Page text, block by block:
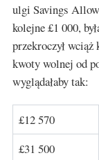
ulgi Savings
kolejne £1 000,
przekroczył
kwoty wolnej od
wyglądałaby tak:
£12 570
£31 500